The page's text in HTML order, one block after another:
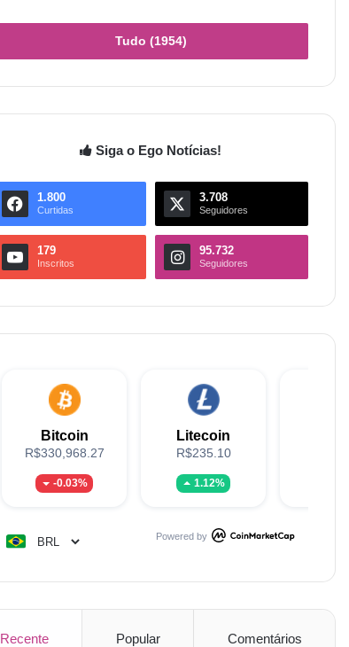
Tudo (1954)
Siga o Ego Notícias!
1.800
Curtidas
3.708
Seguidores
179
Inscritos
95.732
Seguidores
Bitcoin
R$330,968.27
-0.03%
Litecoin
R$235.10
1.12%
Powered by
Recente Popular Comentários